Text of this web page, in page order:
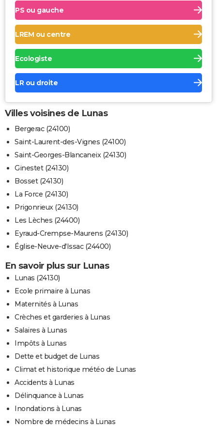
PS ou gauche
LREM ou centre
Ecologiste
LR ou droite
Villes voisines de Lunas
Bergerac (24100)
Saint-Laurent-des-Vignes (24100)
Saint-Georges-Blancaneix (24130)
Ginestet (24130)
Bosset (24130)
La Force (24130)
Prigonrieux (24130)
Les Lèches (24400)
Eyraud-Crempse-Maurens (24130)
Église-Neuve-d'Issac (24400)
En savoir plus sur Lunas
Lunas (24130)
Ecole primaire à Lunas
Maternités à Lunas
Crèches et garderies à Lunas
Salaires à Lunas
Impôts à Lunas
Dette et budget de Lunas
Climat et historique météo de Lunas
Accidents à Lunas
Délinquance à Lunas
Inondations à Lunas
Nombre de médecins à Lunas